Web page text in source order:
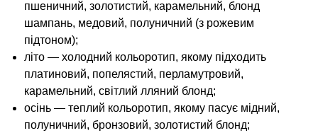
пшеничний, золотистий, карамельний, блонд
шампань, медовий, полуничний (з рожевим
підтоном);
літо — холодний кольоротип, якому підходить
платиновий, попелястий, перламутровий,
карамельний, світлий лляний блонд;
осінь — теплий кольоротип, якому пасує мідний,
полуничний, бронзовий, золотистий блонд;